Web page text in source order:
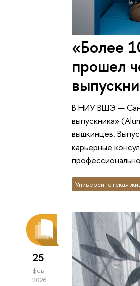
«Более
прошел
В НИУ ВШЭ —
выпускника»
вышкинцев.
карьерные
Университетская
25
фев
2026